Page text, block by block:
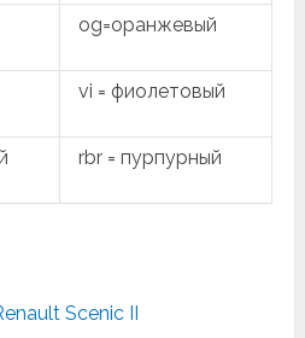
og=оранжевый
vi = фиолетовый
rbr = пурпурный
Scenic II